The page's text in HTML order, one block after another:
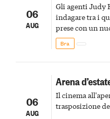
06
AUG
Gli agenti Judy
indagare tra i
prese con un
Bra
06
AUG
Arena
Il cinema
trasposizione